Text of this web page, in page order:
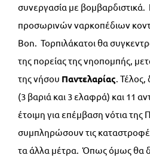
συνεργασία με βομβαρδιστικά.
προσωρινών ναρκοπέδιων
Bon. Τορπιλάκατοι θα
της πορείας της νηοπομπής,
της νήσου Παντελαρίας.
(3 βαριά και 3 ελαφρά) και 11
έτοιμη για επέμβαση νότια της
συμπληρώσουν τις
τα άλλα μέτρα. Όπως όμως θα